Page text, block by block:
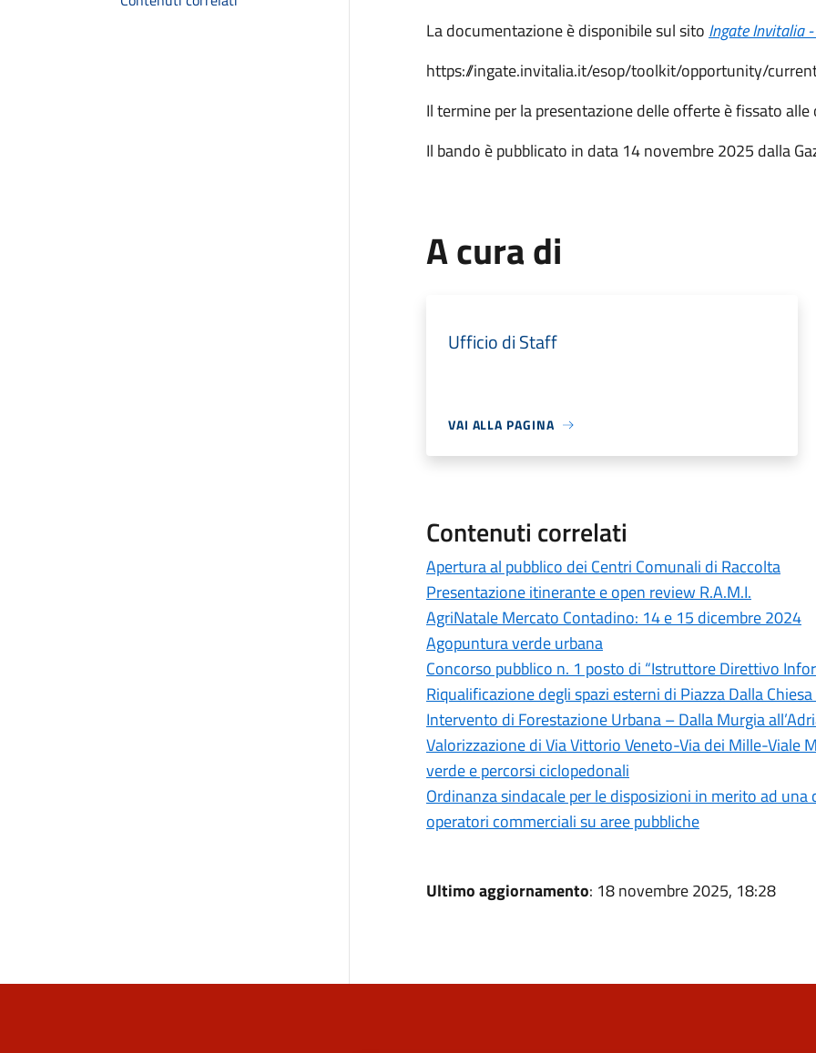
La documentazione è disponibile sul sito Ingate Invitalia
https://ingate.invitalia.it/esop/toolkit/opportunity/
Il termine per la presentazione delle offerte è fissato
Il bando è pubblicato in data 14 novembre 2025 dalla
A cura di
Ufficio di Staff
VAI ALLA PAGINA
Contenuti correlati
Apertura al pubblico dei Centri Comunali di Raccolta
Presentazione itinerante e open review R.A.M.I.
AgriNatale Mercato Contadino: 14 e 15 dicembre 2024
Agopuntura verde urbana
Concorso pubblico n. 1 posto di “Istruttore Direttivo
Riqualificazione degli spazi esterni di Piazza Dalla
Intervento di Forestazione Urbana – Dalla Murgia
Valorizzazione di Via Vittorio Veneto-Via dei Mille-
verde e percorsi ciclopedonali
Ordinanza sindacale per le disposizioni in merito ad
operatori commerciali su aree pubbliche
Ultimo aggiornamento: 18 novembre 2025, 18:28